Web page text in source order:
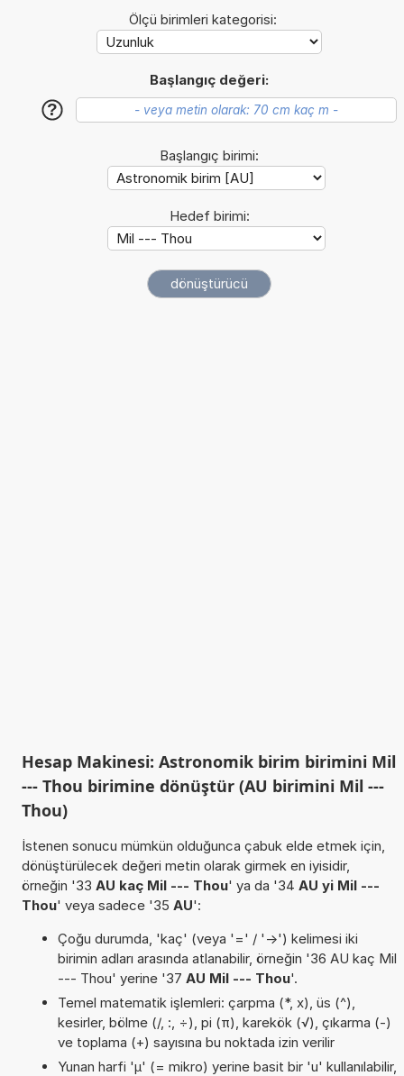
Ölçü birimleri kategorisi:
Başlangıç değeri:
?
Başlangıç birimi:
Hedef birimi:
Hesap Makinesi: Astronomik birim birimini Mil
--- Thou birimine dönüştür (AU birimini Mil ---
Thou)
İstenen sonucu mümkün olduğunca çabuk elde etmek için,
dönüştürülecek değeri metin olarak girmek en iyisidir,
örneğin '33 AU kaç Mil --- Thou' ya da '34 AU yi Mil ---
Thou' veya sadece '35 AU':
Çoğu durumda, 'kaç' (veya '=' / '->') kelimesi iki
birimin adları arasında atlanabilir, örneğin '36 AU kaç Mil
--- Thou' yerine '37 AU Mil --- Thou'.
Temel matematik işlemleri: çarpma (*, x), üs (^),
kesirler, bölme (/, :, ÷), pi (π), karekök (√), çıkarma (-)
ve toplama (+) sayısına bu noktada izin verilir
Yunan harfi 'µ' (= mikro) yerine basit bir 'u' kullanılabilir,